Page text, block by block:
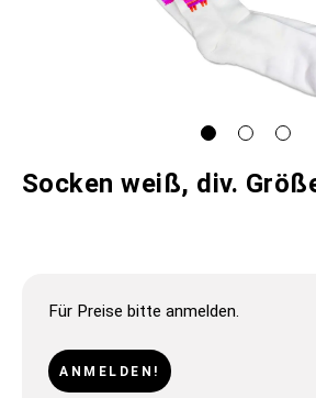
Socken weiß, div.
Für Preise bitte anmelden.
ANMELDEN!